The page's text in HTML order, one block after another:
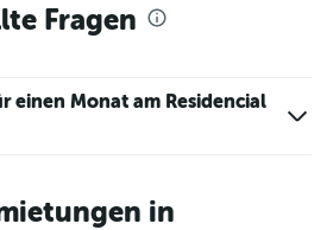
Fragen
einen Monat am Residencial
in